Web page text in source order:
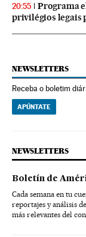
20:55
Programa
privilégios legais
NEWSLETTERS
Receba o boletim
APÚNTATE
NEWSLETTERS
Boletín de
Cada semana en tu
reportajes y análisis
más relevantes del